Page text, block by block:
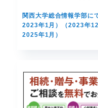
関西大学総合情報学部に
2023年1月）（2023年
2025年1月）